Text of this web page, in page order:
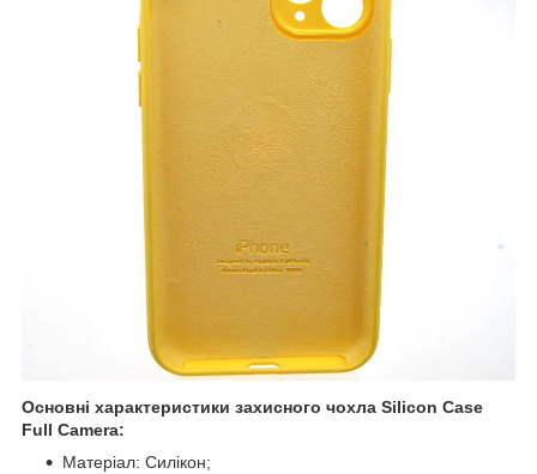
Основні характеристики захисного чохла Silicon Case
Full Camera:
Матеріал: Силікон;